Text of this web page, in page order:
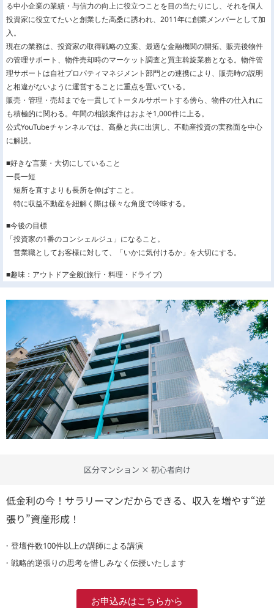
る中小企業の業績・与信力の向上に役立つことを目の当たりにし、それを個人
投資家に役立てたいと創業した高桑に誘われ、2011年に創業メンバーとして加
入。
現在の業務は、投資家の取得戦略の立案、最適な金融機関の開拓、販売後物件
の管理サポート、物件売却時のマーケット調査と買主斡旋業務となる。物件管
理サポートは自社プロパティマネジメント部門との連携により、販売時の説明
と相違がないように運営することに重点を置いている。
販売・管理・売却までを一貫してトータルサポートする傍ら、物件の仕入れに
も積極的に関わる。年間の相談案件はおよそ1,000件に上る。
公式YouTubeチャンネルでは、高桑と共に出演し、不動産投資の実務面を中心
に解説。
■好きな言葉・大切にしていること
一長一短
短所を直すよりも長所を伸ばすこと。
特に収益不動産を紐解く際は様々な角度で吟味する。
■今後の目標
「投資家の1番のコンシェルジュ」になること。
営業職としてお客様に対して、「いかに気付けるか」を大切にする。
■趣味：アウトドア全般(旅行・料理・ドライブ)
区分マンション × 初心者向け
低金利の今！サラリーマンだからできる、収入を増やす“逆
張り”資産形成！
・登壇件数100件以上の講師による講演
・戦略的逆張りの思考を惜しみなく伝授いたします
お申込みはこちらから